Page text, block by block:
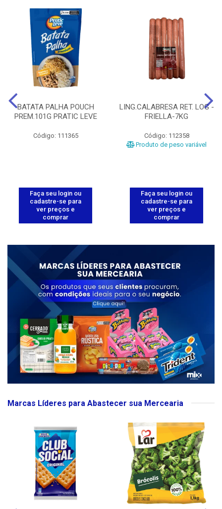
BATATA PALHA POUCH
PREM.101G PRATIC LEVE
Código: 111365
Faça seu login ou
cadastre-se para
ver preços e
comprar
LING.CALABRESA RET. LOG -
FRIELLA-7KG
Código: 112358
Produto de peso variável
Faça seu login ou
cadastre-se para
ver preços e
comprar
Marcas Líderes para Abastecer sua Mercearia